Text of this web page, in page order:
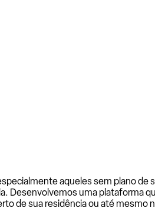
aqueles sem plano de
Desenvolvemos uma plataforma
de sua residência ou até mesmo